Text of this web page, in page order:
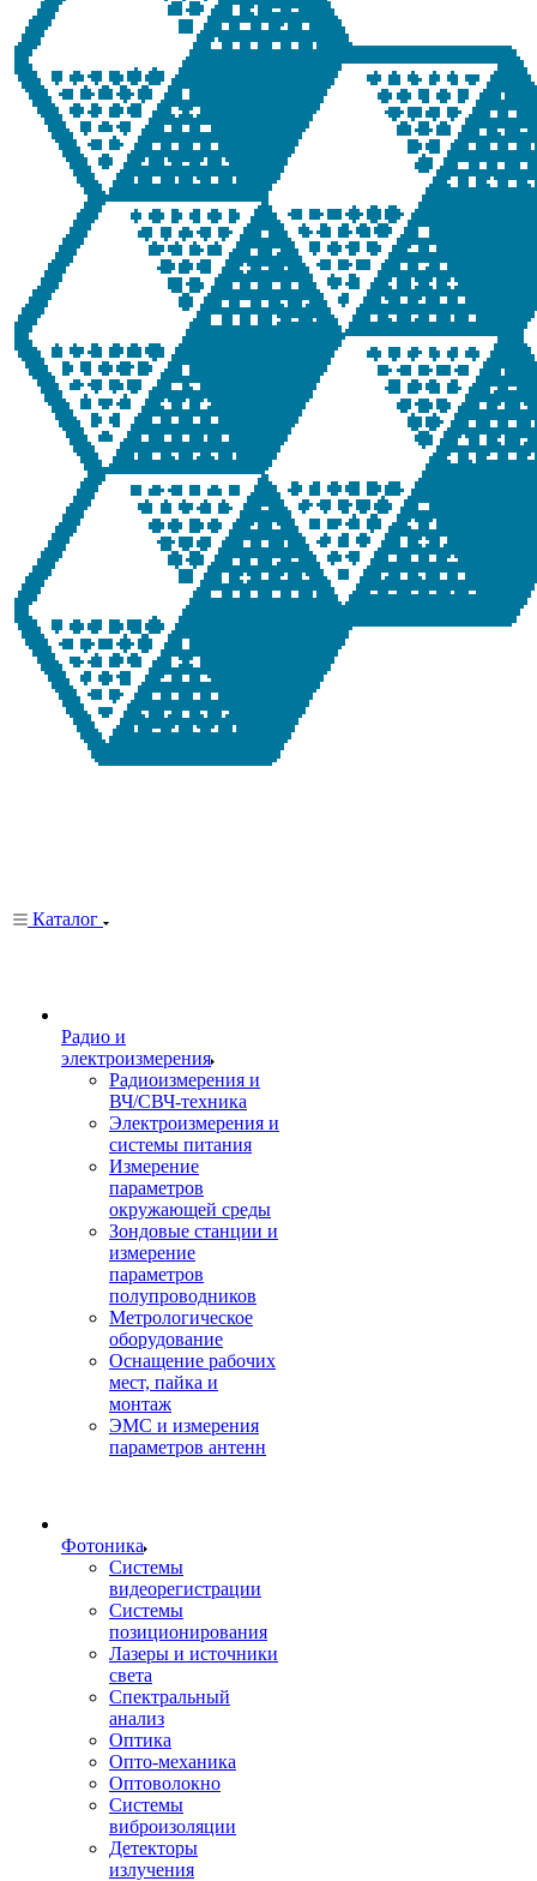
Каталог
Радио и
электроизмерения
Радиоизмерения и
ВЧ/СВЧ-техника
Электроизмерения и
системы питания
Измерение
параметров
окружающей среды
Зондовые станции и
измерение
параметров
полупроводников
Метрологическое
оборудование
Оснащение рабочих
мест, пайка и
монтаж
ЭМС и измерения
параметров антенн
Фотоника
Cистемы
видеорегистрации
Системы
позиционирования
Лазеры и источники
света
Спектральный
анализ
Оптика
Опто-механика
Оптоволокно
Системы
виброизоляции
Детекторы
излучения